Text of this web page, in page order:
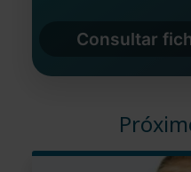
Consultar